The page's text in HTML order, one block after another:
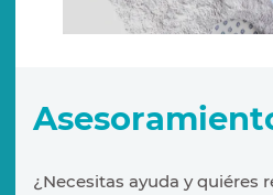
¿Necesitas ayuda y quiéres